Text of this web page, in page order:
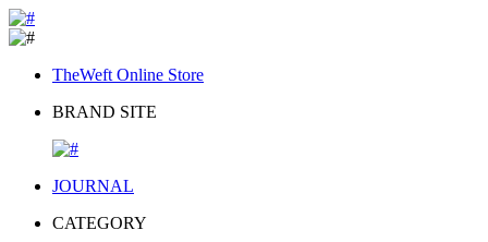
TheWeft Online Store
BRAND SITE
JOURNAL
CATEGORY